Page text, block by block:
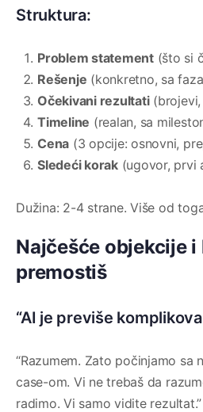
Struktura:
Problem statement(što si
Rešenje (konkretno, sa
Očekivani rezultati(brojevi,
Timeline (realan, sa
Cena (3 opcije: osnovni,
Sledeći korak(ugovor, prvi
Dužina: 2-4 strane. Više od
Najčešće objekcije i
premostiš
“AI je previše
“Razumem. Zato počinjamo sa
case-om. Vi ne trebaš da
radimo. Vi samo vidite rezultat.”